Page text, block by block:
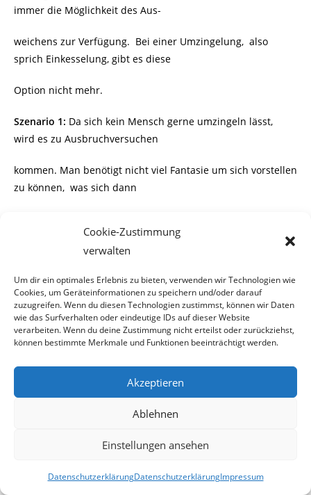
Cookie-Zustimmung
verwalten
Um dir ein optimales Erlebnis zu bieten, verwenden wir Technologien wie
Cookies, um Geräteinformationen zu speichern und/oder darauf
zuzugreifen. Wenn du diesen Technologien zustimmst, können wir Daten
wie das Surfverhalten oder eindeutige IDs auf dieser Website
verarbeiten. Wenn du deine Zustimmung nicht erteilst oder zurückziehst,
können bestimmte Merkmale und Funktionen beeinträchtigt werden.
Akzeptieren
Ablehnen
Einstellungen ansehen
DatenschutzerklärungDatenschutzerklärungImpressum
immer die Möglichkeit des Aus-
weichens zur Verfügung. Bei einer Umzingelung, also
sprich Einkesselung, gibt es diese
Option nicht mehr.
Szenario 1: Da sich kein Mensch gerne umzingeln lässt,
wird es zu Ausbruchversuchen
kommen. Man benötigt nicht viel Fantasie um sich vorstellen
zu können, was sich dann
gewalttätigen Rechten über-
Szenario 2:Die Polizei wird versuchen eine Umzingelung zu
verhindern. Das wiederum
wird gewaltbereite Linke auf den Plan rufen, welche die
Beamten angreifen werden. Die
Polizei kann und wird sich das nicht gefallen lassen. Es wird
wieder zu Festnahmen und
vermutlich auch zu Verletzten kommen.